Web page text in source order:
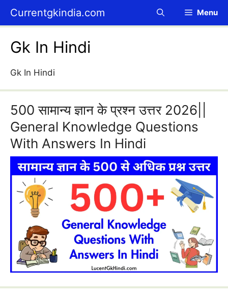
Currentgkindia.com Menu
Gk In Hindi
Gk In Hindi
500 सामान्य ज्ञान के प्रश्न उत्तर 2026||
General Knowledge Questions
With Answers In Hindi